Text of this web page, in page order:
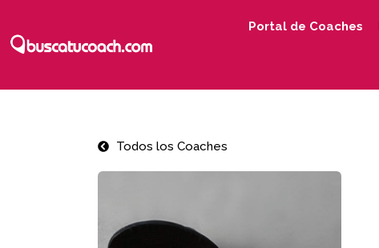
Portal de Coaches
Todos los Coaches